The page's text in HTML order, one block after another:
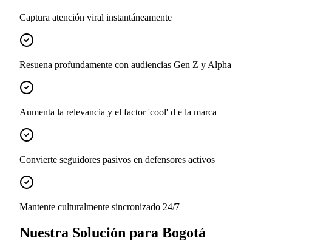
Captura atención viral instantáneamente
Resuena profundamente con audiencias Gen Z y Alpha
Aumenta la relevancia y el factor 'cool' d e la marca
Convierte seguidores pasivos en defensores activos
Mantente culturalmente sincronizado 24/7
Nuestra Solución para Bogotá